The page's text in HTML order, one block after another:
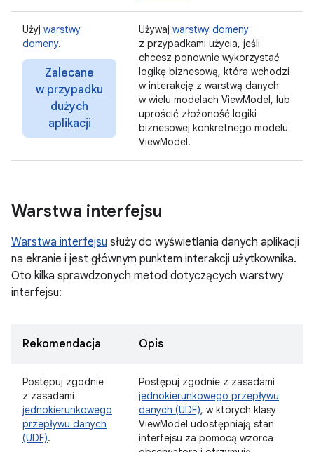
Użyj warstwy
domeny.
Zalecane
w przypadku
dużych
aplikacji
Używaj warstwy domeny
z przypadkami użycia, jeśli
chcesz ponownie wykorzystać
logikę biznesową, która wchodzi
w interakcję z warstwą danych
w wielu modelach ViewModel, lub
uprościć złożoność logiki
biznesowej konkretnego modelu
ViewModel.
Warstwa interfejsu
Warstwa interfejsu służy do wyświetlania danych aplikacji
na ekranie i jest głównym punktem interakcji użytkownika.
Oto kilka sprawdzonych metod dotyczących warstwy
interfejsu:
Rekomendacja Opis
Postępuj zgodnie
z zasadami
jednokierunkowego
przepływu danych
(UDF).
Postępuj zgodnie z zasadami
jednokierunkowego przepływu
danych (UDF), w których klasy
ViewModel udostępniają stan
interfejsu za pomocą wzorca